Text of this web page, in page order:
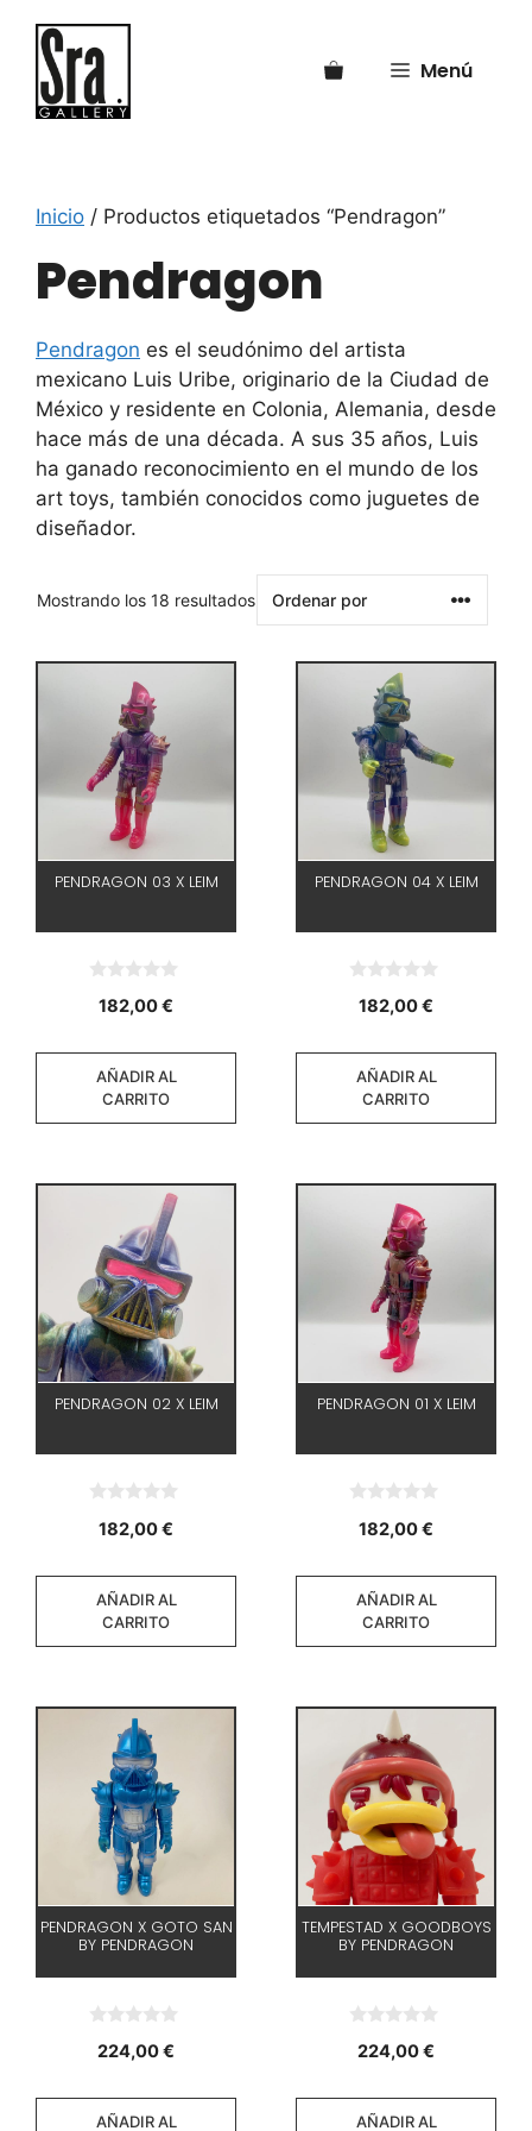
contenido
Menú
Inicio / Productos etiquetados “Pendragon”
Pendragon
Pendragon es el seudónimo del artista
mexicano Luis Uribe, originario de la Ciudad de
México y residente en Colonia, Alemania, desde
hace más de una década. A sus 35 años, Luis
ha ganado reconocimiento en el mundo de los
art toys, también conocidos como juguetes de
diseñador.
Mostrando los 18 resultados
PENDRAGON 03 X LEIM
d182,00€
AÑADIR AL
CARRITO
PENDRAGON 04 X LEIM
d182,00€
AÑADIR AL
CARRITO
PENDRAGON 02 X LEIM
d182,00€
AÑADIR AL
CARRITO
PENDRAGON 01 X LEIM
d182,00€
AÑADIR AL
CARRITO
PENDRAGON X GOTO SAN
BY PENDRAGON
d224,00€
AÑADIR AL
TEMPESTAD X GOODBOYS
BY PENDRAGON
d224,00€
AÑADIR AL